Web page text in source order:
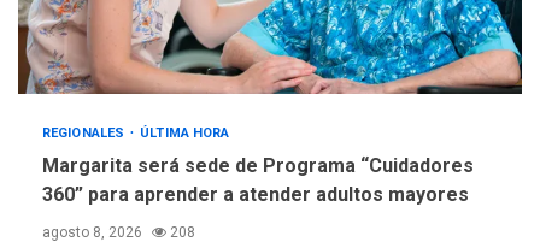
REGIONALES ÚLTIMA HORA
Margarita será sede de Programa “Cuidadores
360” para aprender a atender adultos mayores
agosto 8, 2026 208